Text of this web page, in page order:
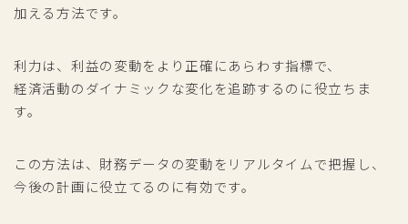
加える方法です。
利力は、利益の変動をより正確にあらわす指標で、
経済活動のダイナミックな変化を追跡するのに役立ちま
す。
この方法は、財務データの変動をリアルタイムで把握し、
今後の計画に役立てるのに有効です。